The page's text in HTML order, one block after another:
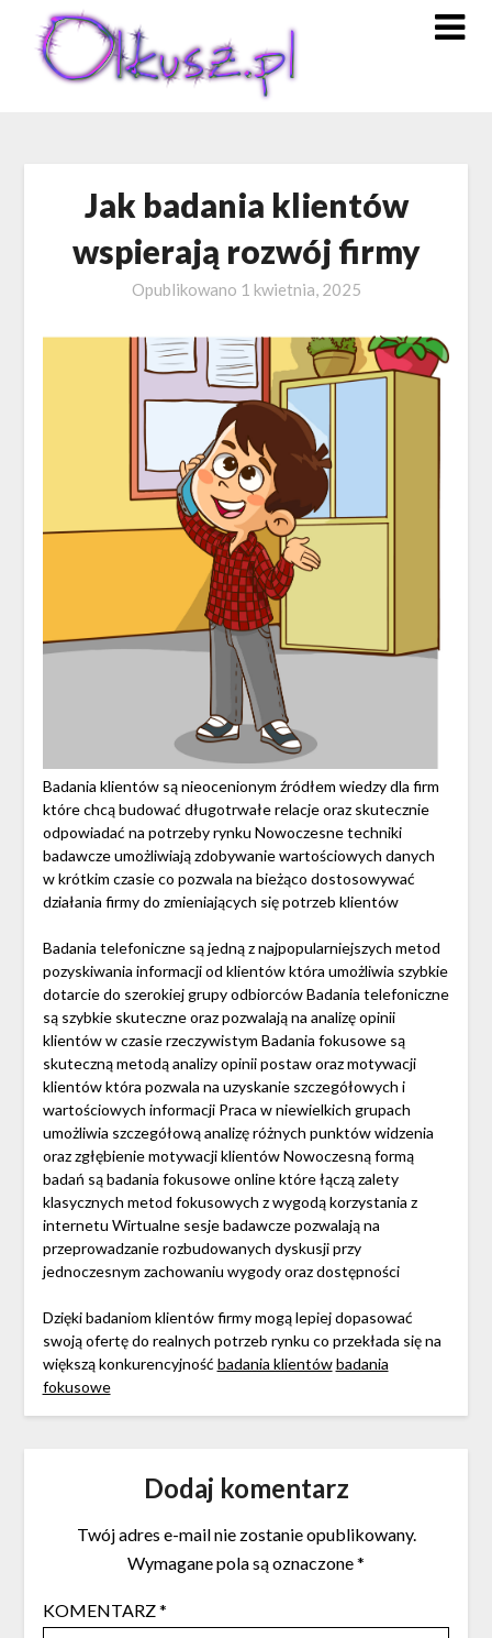
content
Jak badania klientów
wspierają rozwój firmy
Opublikowano 1 kwietnia, 2025
Badania klientów są nieocenionym źródłem wiedzy dla firm
które chcą budować długotrwałe relacje oraz skutecznie
odpowiadać na potrzeby rynku Nowoczesne techniki
badawcze umożliwiają zdobywanie wartościowych danych
w krótkim czasie co pozwala na bieżąco dostosowywać
działania firmy do zmieniających się potrzeb klientów
Badania telefoniczne są jedną z najpopularniejszych metod
pozyskiwania informacji od klientów która umożliwia szybkie
dotarcie do szerokiej grupy odbiorców Badania telefoniczne
są szybkie skuteczne oraz pozwalają na analizę opinii
klientów w czasie rzeczywistym Badania fokusowe są
skuteczną metodą analizy opinii postaw oraz motywacji
klientów która pozwala na uzyskanie szczegółowych i
wartościowych informacji Praca w niewielkich grupach
umożliwia szczegółową analizę różnych punktów widzenia
oraz zgłębienie motywacji klientów Nowoczesną formą
badań są badania fokusowe online które łączą zalety
klasycznych metod fokusowych z wygodą korzystania z
internetu Wirtualne sesje badawcze pozwalają na
przeprowadzanie rozbudowanych dyskusji przy
jednoczesnym zachowaniu wygody oraz dostępności
Dzięki badaniom klientów firmy mogą lepiej dopasować
swoją ofertę do realnych potrzeb rynku co przekłada się na
większą konkurencyjność badania klientów badania
fokusowe
Dodaj komentarz
Twój adres e-mail nie zostanie opublikowany.
Wymagane pola są oznaczone*
KOMENTARZ*